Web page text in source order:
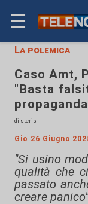
☰
La polemica
Caso Amt,
"Basta
di steris
Gio 26 Giugno
"Si usino
qualità che
passato
creare panico"